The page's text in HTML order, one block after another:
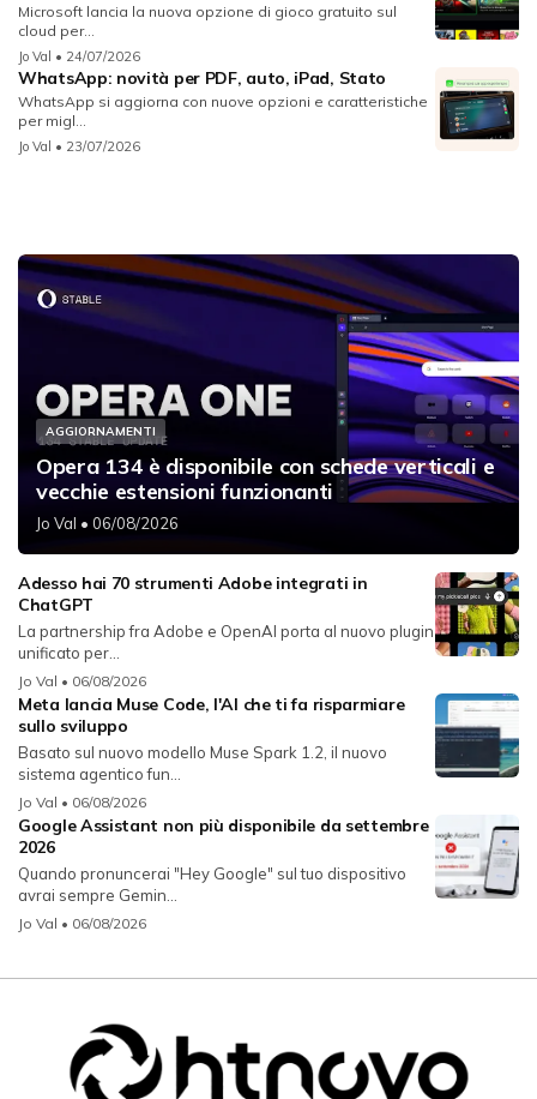
Microsoft lancia la nuova opzione di gioco gratuito sul
cloud per...
Jo Val • 24/07/2026
WhatsApp: novità per PDF, auto, iPad, Stato
WhatsApp si aggiorna con nuove opzioni e caratteristiche
per migl...
Jo Val • 23/07/2026
AGGIORNAMENTI
Opera 134 è disponibile con schede verticali e
vecchie estensioni funzionanti
Jo Val • 06/08/2026
Adesso hai 70 strumenti Adobe integrati in
ChatGPT
La partnership fra Adobe e OpenAI porta al nuovo plugin
unificato per...
Jo Val • 06/08/2026
Meta lancia Muse Code, l'AI che ti fa risparmiare
sullo sviluppo
Basato sul nuovo modello Muse Spark 1.2, il nuovo
sistema agentico fun...
Jo Val • 06/08/2026
Google Assistant non più disponibile da settembre
2026
Quando pronuncerai "Hey Google" sul tuo dispositivo
avrai sempre Gemin...
Jo Val • 06/08/2026